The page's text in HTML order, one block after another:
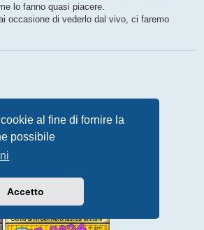
al fine di fornire la
possibile
Accetto
lo fanno quasi piacere.
occasione di vederlo dal vivo, ci faremo